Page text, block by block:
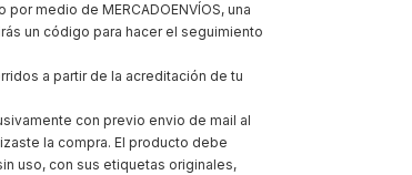
medio de MERCADOENVÍOS, una
un código para hacer el seguimiento
a partir de la acreditación de tu
con previo envio de mail al
la compra. El producto debe
uso, con sus etiquetas originales,